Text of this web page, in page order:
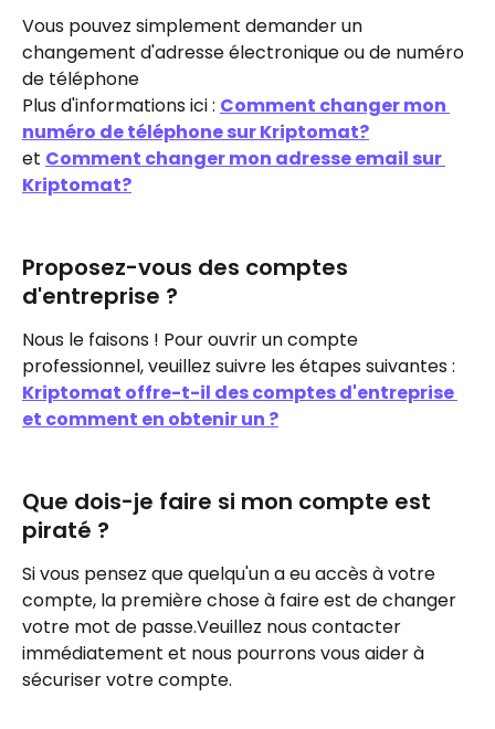
Vous pouvez simplement demander un
changement d'adresse électronique ou de numéro
de téléphone
Plus d'informations ici : Comment changer mon
numéro de téléphone sur Kriptomat?
et Comment changer mon adresse email sur
Kriptomat?
Proposez-vous des comptes
d'entreprise ?
Nous le faisons ! Pour ouvrir un compte
professionnel, veuillez suivre les étapes suivantes :
Kriptomat offre-t-il des comptes d'entreprise
et comment en obtenir un ?
Que dois-je faire si mon compte est
piraté ?
Si vous pensez que quelqu'un a eu accès à votre
compte, la première chose à faire est de changer
votre mot de passe.Veuillez nous contacter
immédiatement et nous pourrons vous aider à
sécuriser votre compte.